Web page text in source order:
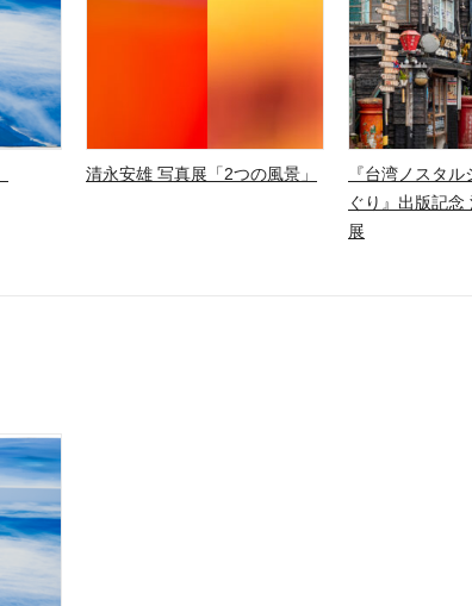
清永安雄 写真展「2つの風景」
『台湾ノスタ
ぐり』出版記
展